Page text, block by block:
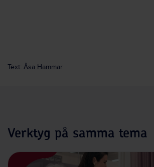
Text: Åsa Hammar
Verktyg på samma tema